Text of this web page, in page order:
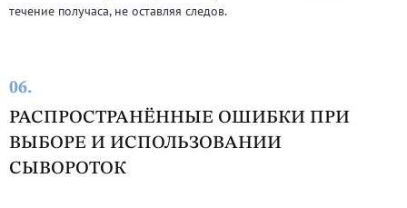
течение получаса, не оставляя следов.
06.
РАСПРОСТРАНЁННЫЕ ОШИБКИ ПРИ
ВЫБОРЕ И ИСПОЛЬЗОВАНИИ
СЫВОРОТОК